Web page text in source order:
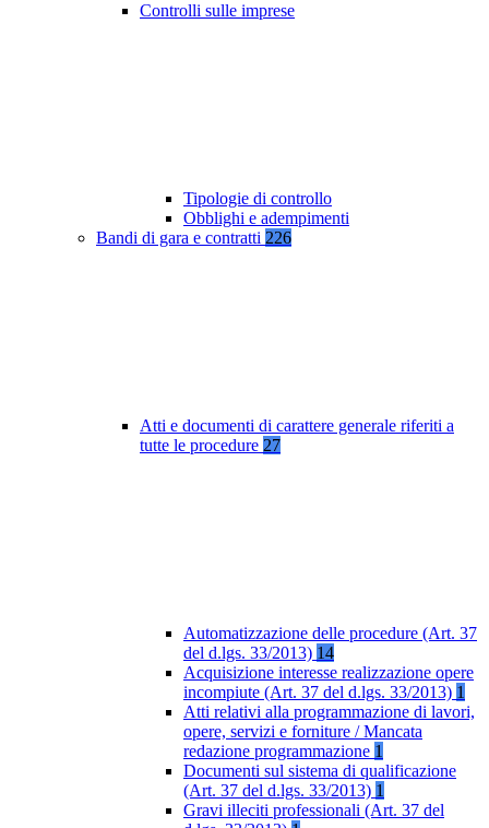
Controlli sulle imprese
Tipologie di controllo
Obblighi e adempimenti
Bandi di gara e contratti 226
Atti e documenti di carattere generale riferiti a
tutte le procedure 27
Automatizzazione delle procedure (Art. 37
del d.lgs. 33/2013) 14
Acquisizione interesse realizzazione opere
incompiute (Art. 37 del d.lgs. 33/2013) 1
Atti relativi alla programmazione di lavori,
opere, servizi e forniture / Mancata
redazione programmazione 1
Documenti sul sistema di qualificazione
(Art. 37 del d.lgs. 33/2013) 1
Gravi illeciti professionali (Art. 37 del